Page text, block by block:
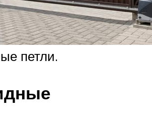
петли.